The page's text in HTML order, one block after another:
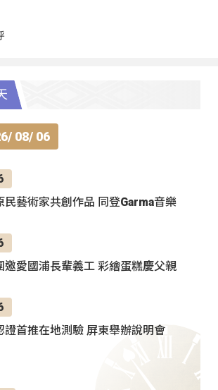
08/ 06
民藝術家共創作品 同登Garma音樂
邀愛國浦長輩義工 彩繪蛋糕慶父親
證首推在地測驗 屏東舉辦說明會